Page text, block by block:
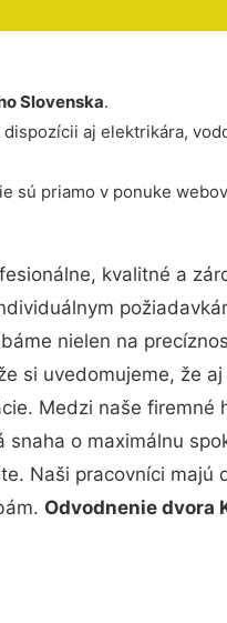
Slovenska.
aj elektrikára,
sú priamo v ponuke
kvalitné a
nielen na
si uvedomujeme, že
Medzi naše firemné
o maximálnu
Naši pracovníci majú
Odvodnenie dvora